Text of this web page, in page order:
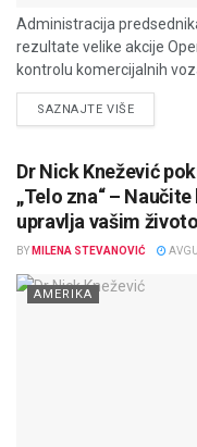
Administracija
rezultate velike akcije
kontrolu komercijalnih
SAZNAJTE VIŠEDETAILS
Dr Nick Knežević
„Telo zna“ –
upravlja vašim
BY MILENA STEVANOVIĆ
AMERIKA